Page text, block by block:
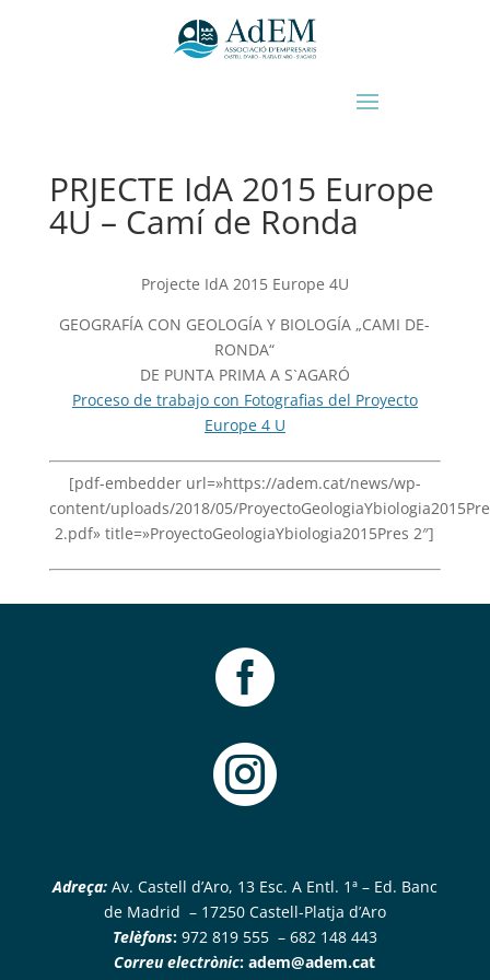
PRJECTE IdA 2015 Europe
4U – Camí de Ronda
Projecte IdA 2015 Europe 4U
GEOGRAFÍA CON GEOLOGÍA Y BIOLOGÍA „CAMI DE-
RONDA“
DE PUNTA PRIMA A S`AGARÓ
Proceso de trabajo con Fotografias del Proyecto
Europe 4 U
[pdf-embedder url=»https://adem.cat/news/wp-
content/uploads/2018/05/
2.pdf» title=»ProyectoGeologiaYbiologia2015Pres 2″]


Adreça:Av. Castell d’Aro, 13 Esc. A Entl. 1ª – Ed. Banc
de Madrid – 17250 Castell-Platja d’Aro
Telèfons:972 819 555 – 682 148 443
Correu electrònic:adem@adem.cat